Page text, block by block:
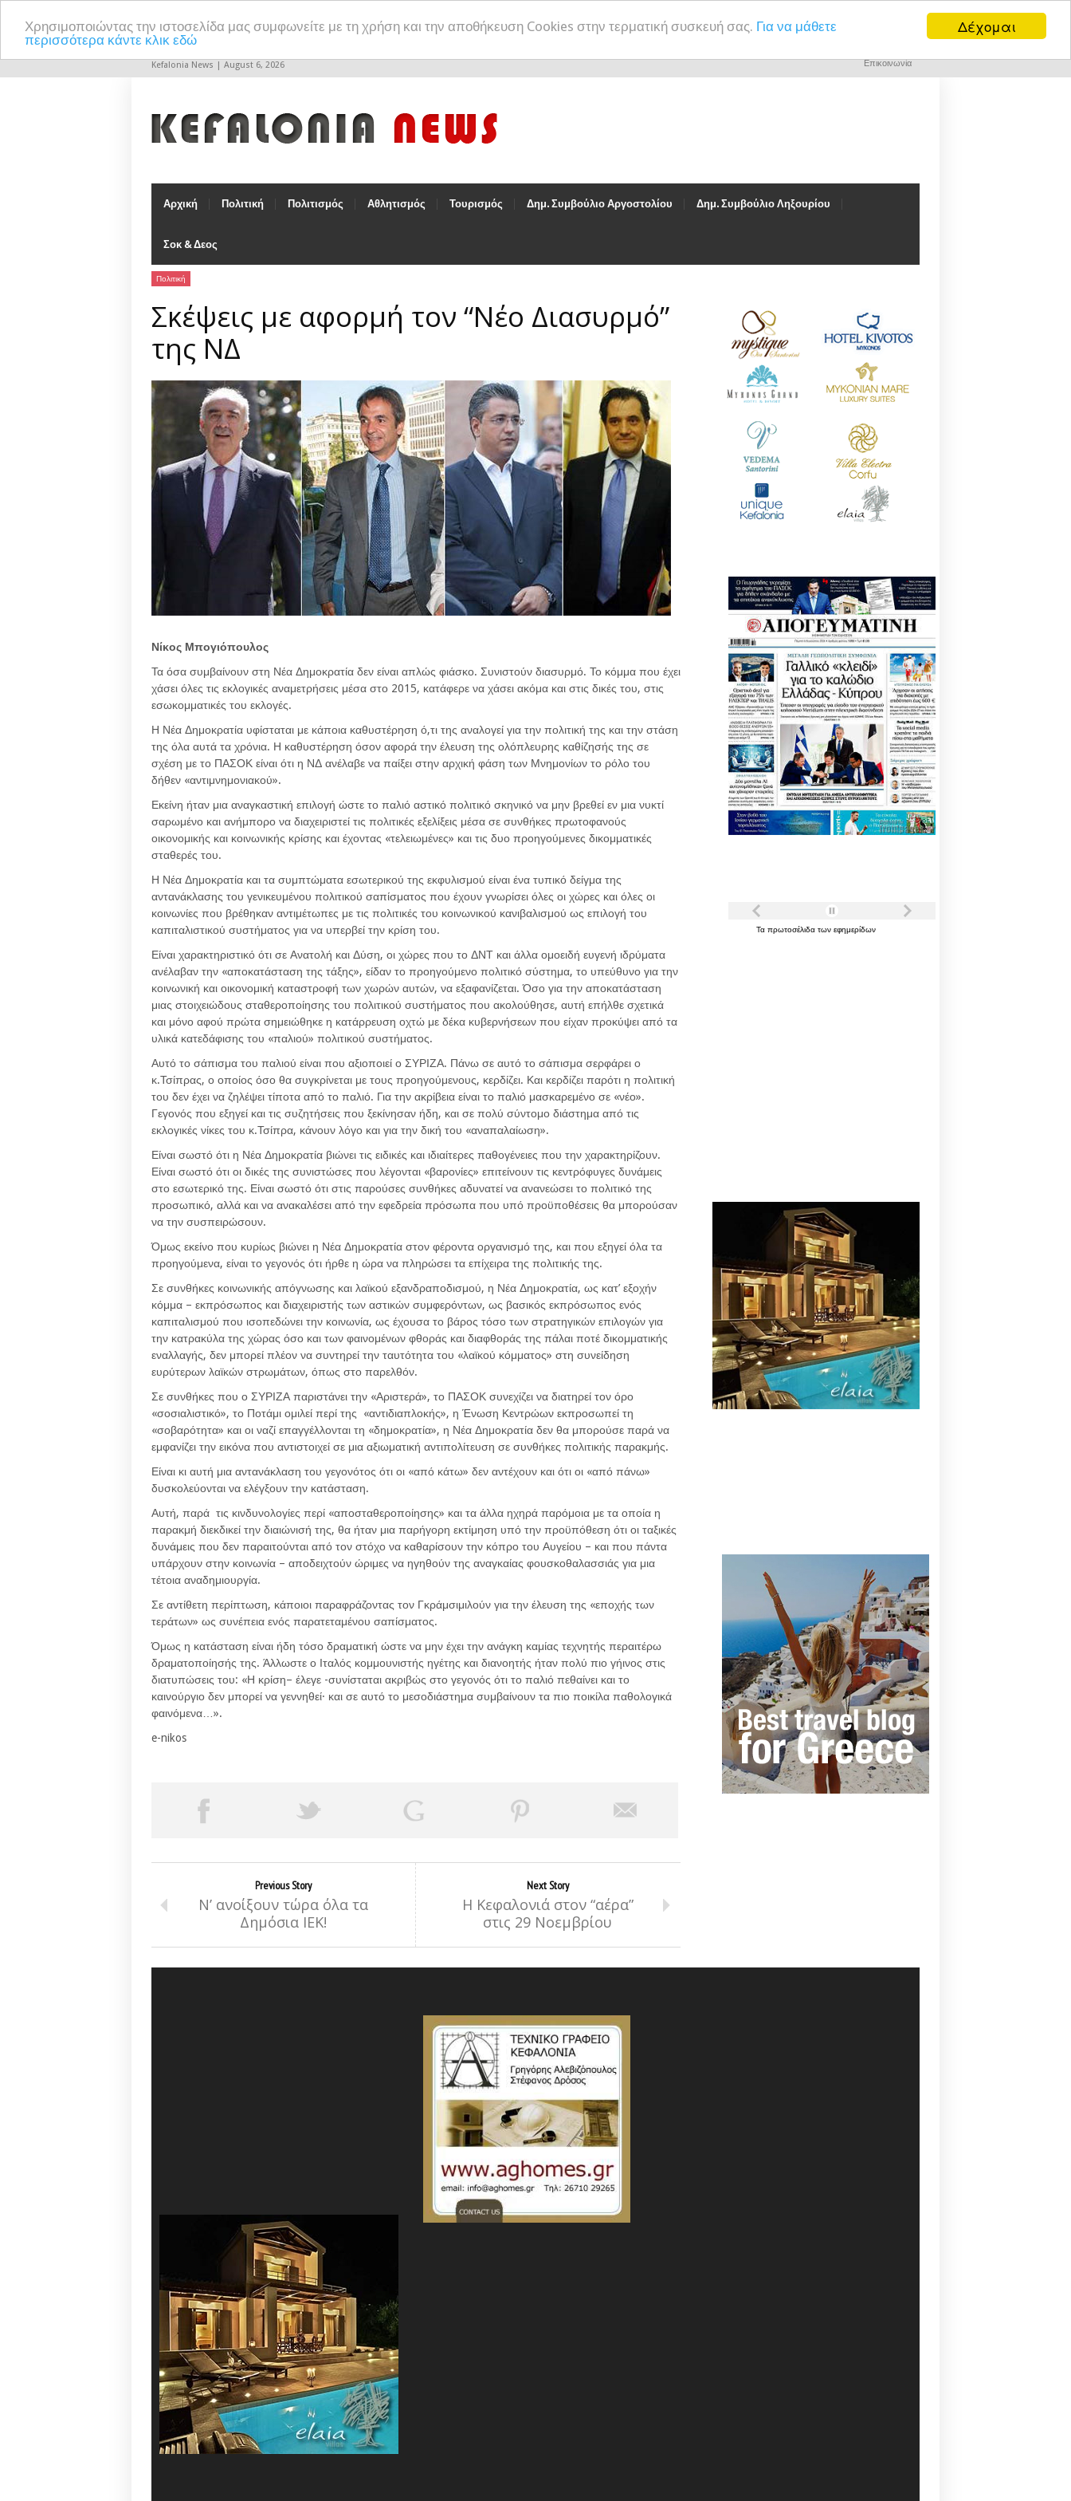
Δέχομαι
Χρησιμοποιώντας την ιστοσελίδα μας συμφωνείτε με τη χρήση και την αποθήκευση Cookies στην τερματική συσκευή σας. Για να μάθετε
περισσότερα κάντε κλικ εδώ
Kefalonia News | August 6, 2026 Επικοινωνία
Αρχική Πολιτική Πολιτισμός Αθλητισμός Τουρισμός Δημ. Συμβούλιο Αργοστολίου Δημ. Συμβούλιο Ληξουρίου
Σοκ & Δεος
Πολιτική
Σκέψεις με αφορμή τον “Νέο Διασυρμό”
της ΝΔ
Νίκος Μπογιόπουλος
Τα όσα συμβαίνουν στη Νέα Δημοκρατία δεν είναι απλώς φιάσκο. Συνιστούν διασυρμό. Το κόμμα που έχει
χάσει όλες τις εκλογικές αναμετρήσεις μέσα στο 2015, κατάφερε να χάσει ακόμα και στις δικές του, στις
εσωκομματικές του εκλογές.
Η Νέα Δημοκρατία υφίσταται με κάποια καθυστέρηση ό,τι της αναλογεί για την πολιτική της και την στάση
της όλα αυτά τα χρόνια. Η καθυστέρηση όσον αφορά την έλευση της ολόπλευρης καθίζησής της σε
σχέση με το ΠΑΣΟΚ είναι ότι η ΝΔ ανέλαβε να παίξει στην αρχική φάση των Μνημονίων το ρόλο του
δήθεν «αντιμνημονιακού».
Εκείνη ήταν μια αναγκαστική επιλογή ώστε το παλιό αστικό πολιτικό σκηνικό να μην βρεθεί εν μια νυκτί
σαρωμένο και ανήμπορο να διαχειριστεί τις πολιτικές εξελίξεις μέσα σε συνθήκες πρωτοφανούς
οικονομικής και κοινωνικής κρίσης και έχοντας «τελειωμένες» και τις δυο προηγούμενες δικομματικές
σταθερές του.
Η Νέα Δημοκρατία και τα συμπτώματα εσωτερικού της εκφυλισμού είναι ένα τυπικό δείγμα της
αντανάκλασης του γενικευμένου πολιτικού σαπίσματος που έχουν γνωρίσει όλες οι χώρες και όλες οι
κοινωνίες που βρέθηκαν αντιμέτωπες με τις πολιτικές του κοινωνικού κανιβαλισμού ως επιλογή του
καπιταλιστικού συστήματος για να υπερβεί την κρίση του.
Είναι χαρακτηριστικό ότι σε Ανατολή και Δύση, οι χώρες που το ΔΝΤ και άλλα ομοειδή ευγενή ιδρύματα
ανέλαβαν την «αποκατάσταση της τάξης», είδαν το προηγούμενο πολιτικό σύστημα, το υπεύθυνο για την
κοινωνική και οικονομική καταστροφή των χωρών αυτών, να εξαφανίζεται. Όσο για την αποκατάσταση
μιας στοιχειώδους σταθεροποίησης του πολιτικού συστήματος που ακολούθησε, αυτή επήλθε σχετικά
και μόνο αφού πρώτα σημειώθηκε η κατάρρευση οχτώ με δέκα κυβερνήσεων που είχαν προκύψει από τα
υλικά κατεδάφισης του «παλιού» πολιτικού συστήματος.
Αυτό το σάπισμα του παλιού είναι που αξιοποιεί ο ΣΥΡΙΖΑ. Πάνω σε αυτό το σάπισμα σερφάρει ο
κ.Τσίπρας, ο οποίος όσο θα συγκρίνεται με τους προηγούμενους, κερδίζει. Και κερδίζει παρότι η πολιτική
του δεν έχει να ζηλέψει τίποτα από το παλιό. Για την ακρίβεια είναι το παλιό μασκαρεμένο σε «νέο».
Γεγονός που εξηγεί και τις συζητήσεις που ξεκίνησαν ήδη, και σε πολύ σύντομο διάστημα από τις
εκλογικές νίκες του κ.Τσίπρα, κάνουν λόγο και για την δική του «αναπαλαίωση».
Είναι σωστό ότι η Νέα Δημοκρατία βιώνει τις ειδικές και ιδιαίτερες παθογένειες που την χαρακτηρίζουν.
Είναι σωστό ότι οι δικές της συνιστώσες που λέγονται «βαρονίες» επιτείνουν τις κεντρόφυγες δυνάμεις
στο εσωτερικό της. Είναι σωστό ότι στις παρούσες συνθήκες αδυνατεί να ανανεώσει το πολιτικό της
προσωπικό, αλλά και να ανακαλέσει από την εφεδρεία πρόσωπα που υπό προϋποθέσεις θα μπορούσαν
να την συσπειρώσουν.
Όμως εκείνο που κυρίως βιώνει η Νέα Δημοκρατία στον φέροντα οργανισμό της, και που εξηγεί όλα τα
προηγούμενα, είναι το γεγονός ότι ήρθε η ώρα να πληρώσει τα επίχειρα της πολιτικής της.
Σε συνθήκες κοινωνικής απόγνωσης και λαϊκού εξανδραποδισμού, η Νέα Δημοκρατία, ως κατ’ εξοχήν
κόμμα – εκπρόσωπος και διαχειριστής των αστικών συμφερόντων, ως βασικός εκπρόσωπος ενός
καπιταλισμού που ισοπεδώνει την κοινωνία, ως έχουσα το βάρος τόσο των στρατηγικών επιλογών για
την κατρακύλα της χώρας όσο και των φαινομένων φθοράς και διαφθοράς της πάλαι ποτέ δικομματικής
εναλλαγής, δεν μπορεί πλέον να συντηρεί την ταυτότητα του «λαϊκού κόμματος» στη συνείδηση
ευρύτερων λαϊκών στρωμάτων, όπως στο παρελθόν.
Σε συνθήκες που ο ΣΥΡΙΖΑ παριστάνει την «Αριστερά», το ΠΑΣΟΚ συνεχίζει να διατηρεί τον όρο
«σοσιαλιστικό», το Ποτάμι ομιλεί περί της «αντιδιαπλοκής», η Ένωση Κεντρώων εκπροσωπεί τη
«σοβαρότητα» και οι ναζί επαγγέλλονται τη «δημοκρατία», η Νέα Δημοκρατία δεν θα μπορούσε παρά να
εμφανίζει την εικόνα που αντιστοιχεί σε μια αξιωματική αντιπολίτευση σε συνθήκες πολιτικής παρακμής.
Είναι κι αυτή μια αντανάκλαση του γεγονότος ότι οι «από κάτω» δεν αντέχουν και ότι οι «από πάνω»
δυσκολεύονται να ελέγξουν την κατάσταση.
Αυτή, παρά τις κινδυνολογίες περί «αποσταθεροποίησης» και τα άλλα ηχηρά παρόμοια με τα οποία η
παρακμή διεκδικεί την διαιώνισή της, θα ήταν μια παρήγορη εκτίμηση υπό την προϋπόθεση ότι οι ταξικές
δυνάμεις που δεν παραιτούνται από τον στόχο να καθαρίσουν την κόπρο του Αυγείου – και που πάντα
υπάρχουν στην κοινωνία – αποδειχτούν ώριμες να ηγηθούν της αναγκαίας φουσκοθαλασσιάς για μια
τέτοια αναδημιουργία.
Σε αντίθετη περίπτωση, κάποιοι παραφράζοντας τον Γκράμσιμιλούν για την έλευση της «εποχής των
τεράτων» ως συνέπεια ενός παρατεταμένου σαπίσματος.
Όμως η κατάσταση είναι ήδη τόσο δραματική ώστε να μην έχει την ανάγκη καμίας τεχνητής περαιτέρω
δραματοποίησής της. Άλλωστε ο Ιταλός κομμουνιστής ηγέτης και διανοητής ήταν πολύ πιο γήινος στις
διατυπώσεις του: «Η κρίση– έλεγε -συνίσταται ακριβώς στο γεγονός ότι το παλιό πεθαίνει και το
καινούργιο δεν μπορεί να γεννηθεί· και σε αυτό το μεσοδιάστημα συμβαίνουν τα πιο ποικίλα παθολογικά
φαινόμενα…».
e-nikos
Previous Story
Ν’ ανοίξουν τώρα όλα τα
Δημόσια ΙΕΚ!
Next Story
Η Κεφαλονιά στον “αέρα”
στις 29 Νοεμβρίου
Τα πρωτοσέλιδα των εφημερίδων